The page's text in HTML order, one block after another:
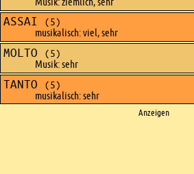
ASSAI
(5)
musikalisch: viel, sehr
MOLTO
(5)
Musik: sehr
TANTO
(5)
musikalisch: sehr
Anzeigen